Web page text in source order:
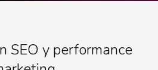
SEO y performance